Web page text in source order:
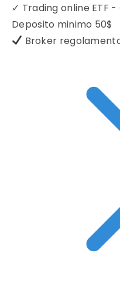
✓ Trading online ETF -
Deposito minimo 50$
Broker